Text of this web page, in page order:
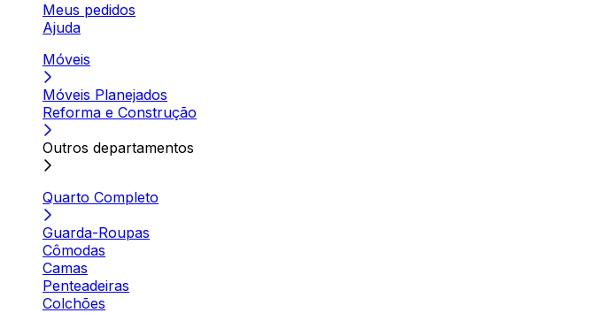
Meus pedidos
Ajuda
Móveis
Móveis Planejados
Reforma e Construção
Outros departamentos
Quarto Completo
Guarda-Roupas
Cômodas
Camas
Penteadeiras
Colchões